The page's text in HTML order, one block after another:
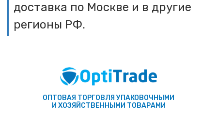
доставка по Москве и в другие
регионы РФ.
ОПТОВАЯ ТОРГОВЛЯ УПАКОВОЧНЫМИ
И ХОЗЯЙСТВЕННЫМИ ТОВАРАМИ